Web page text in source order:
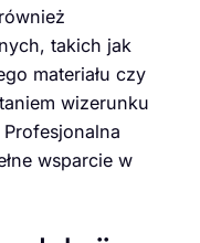
takich jak
materiału czy
wizerunku
wsparcie w